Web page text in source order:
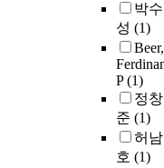
박수
성 (1)
Beer,
P(1)
정창
준 (1)
허남
호 (1)